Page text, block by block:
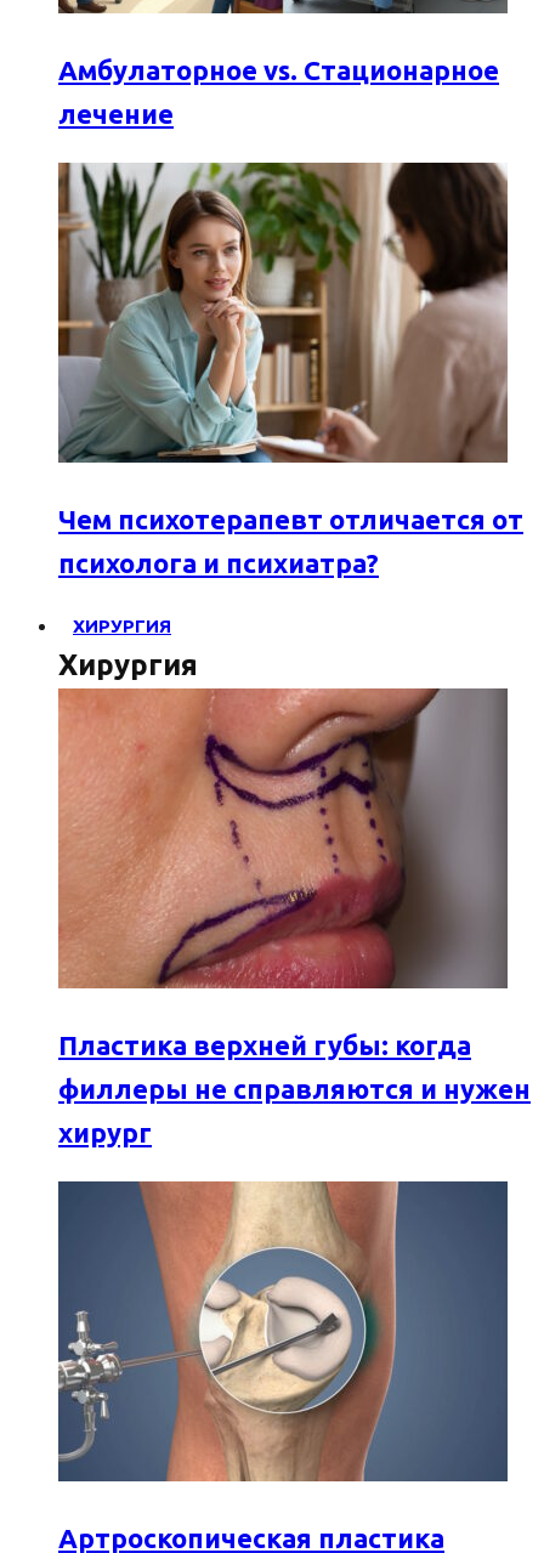
Амбулаторное vs. Стационарное
лечение
Чем психотерапевт отличается от
психолога и психиатра?
ХИРУРГИЯ
Хирургия
Пластика верхней губы: когда
филлеры не справляются и нужен
хирург
Артроскопическая пластика